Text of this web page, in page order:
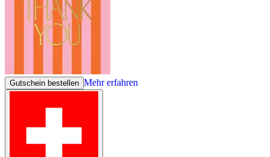
Gutschein bestellen Mehr erfahren